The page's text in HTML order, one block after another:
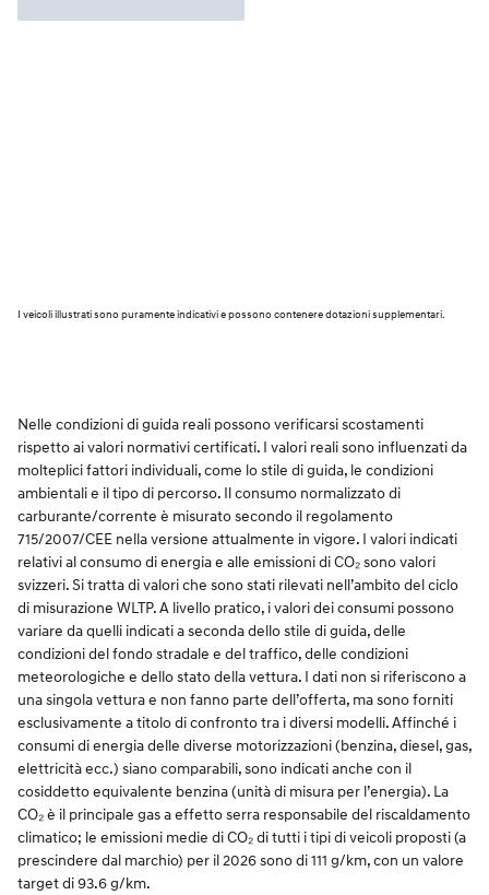
I veicoli illustrati sono puramente indicativi e possono contenere dotazioni supplementari.
Nelle condizioni di guida reali possono verificarsi scostamenti
rispetto ai valori normativi certificati. I valori reali sono influenzati da
molteplici fattori individuali, come lo stile di guida, le condizioni
ambientali e il tipo di percorso. Il consumo normalizzato di
carburante/corrente è misurato secondo il regolamento
715/2007/CEE nella versione attualmente in vigore. I valori indicati
relativi al consumo di energia e alle emissioni di CO₂ sono valori
svizzeri. Si tratta di valori che sono stati rilevati nell’ambito del ciclo
di misurazione WLTP. A livello pratico, i valori dei consumi possono
variare da quelli indicati a seconda dello stile di guida, delle
condizioni del fondo stradale e del traffico, delle condizioni
meteorologiche e dello stato della vettura. I dati non si riferiscono a
una singola vettura e non fanno parte dell’offerta, ma sono forniti
esclusivamente a titolo di confronto tra i diversi modelli. Affinché i
consumi di energia delle diverse motorizzazioni (benzina, diesel, gas,
elettricità ecc.) siano comparabili, sono indicati anche con il
cosiddetto equivalente benzina (unità di misura per l’energia). La
CO₂ è il principale gas a effetto serra responsabile del riscaldamento
climatico; le emissioni medie di CO₂ di tutti i tipi di veicoli proposti (a
prescindere dal marchio) per il 2026 sono di 111 g/km, con un valore
target di 93.6 g/km.